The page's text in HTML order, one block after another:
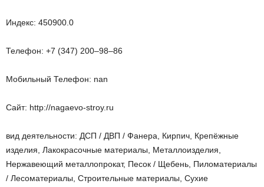
Индекс: 450900.0
Телефон: +7 (347) 200‒98‒86
Мобильный Телефон: nan
Сайт: http://nagaevo-stroy.ru
вид деятельности: ДСП / ДВП / Фанера, Кирпич, Крепёжные
изделия, Лакокрасочные материалы, Металлоизделия,
Нержавеющий металлопрокат, Песок / Щебень, Пиломатериалы
/ Лесоматериалы, Строительные материалы, Сухие